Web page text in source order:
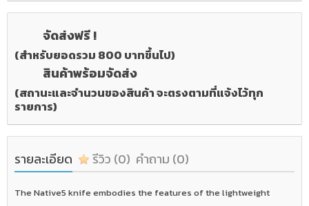
จัดส่งฟรี !
(สำหรับยอดรวม 800 บาทขึ้นไป)
สินค้าพร้อมจัดส่ง
(สถานะและจำนวนของสินค้า จะตรงตามที่แจ้งไว้ทุก
รายการ)
รายละเอียด รีวิว (0) คำถาม (0)
The Native5 knife embodies the features of the lightweight